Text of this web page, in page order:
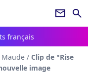
newsletter search
français
/ Clip de "Rise
image